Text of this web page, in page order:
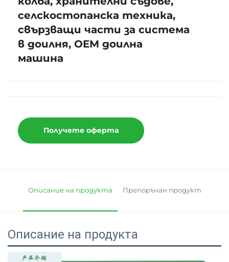
селскостопанска техника,
свързващи части за система
в доилня, OEM доилна
машина
Получете оферта
Описание на продукта Препоръчан продукт
Описание на продукта